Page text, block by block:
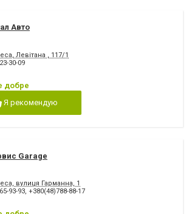
Авто
Левітана , 117/1
30-09
добре
Я рекомендую
Garage
вулиця Гарманна, 1
93-93, +380(48)788-88-17